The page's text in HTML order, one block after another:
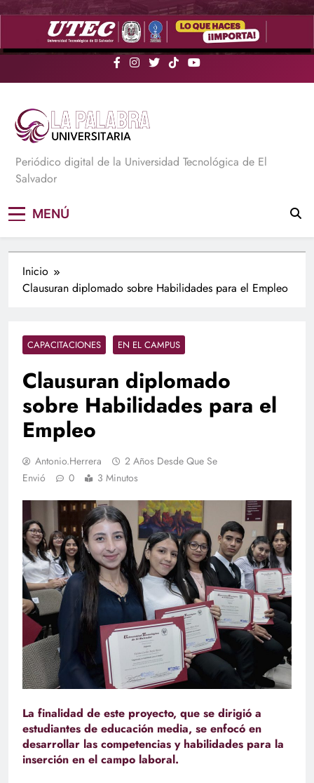
Saltar
La Palabra Universitaria
Periódico digital de la Universidad Tecnológica de El
Salvador
MENÚ
Inicio
Clausuran diplomado sobre Habilidades para el Empleo
CAPACITACIONES EN EL CAMPUS
Clausuran diplomado
sobre Habilidades para el
Empleo
Antonio.herrera
2 Años Desde Que Se
Envió
0 3 Minutos
La finalidad de este proyecto, que se dirigió a
estudiantes de educación media, se enfocó en
desarrollar las competencias y habilidades para la
inserción en el campo laboral.